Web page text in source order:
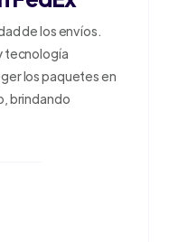
de los envíos.
tecnología
los paquetes en
brindando